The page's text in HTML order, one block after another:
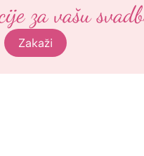
za vašu
Zakaži